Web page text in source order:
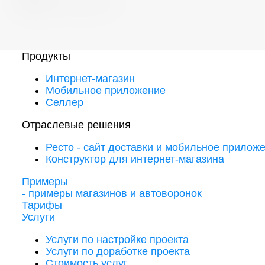
Продукты
Интернет-магазин
Мобильное приложение
Селлер
Отраслевые решения
Ресто - сайт доставки и мобильное
Конструктор для интернет-магазина
Примеры
- примеры магазинов и автоворонок
Тарифы
Услуги
Услуги по настройке проекта
Услуги по доработке проекта